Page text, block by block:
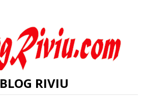
BLOG RIVIU